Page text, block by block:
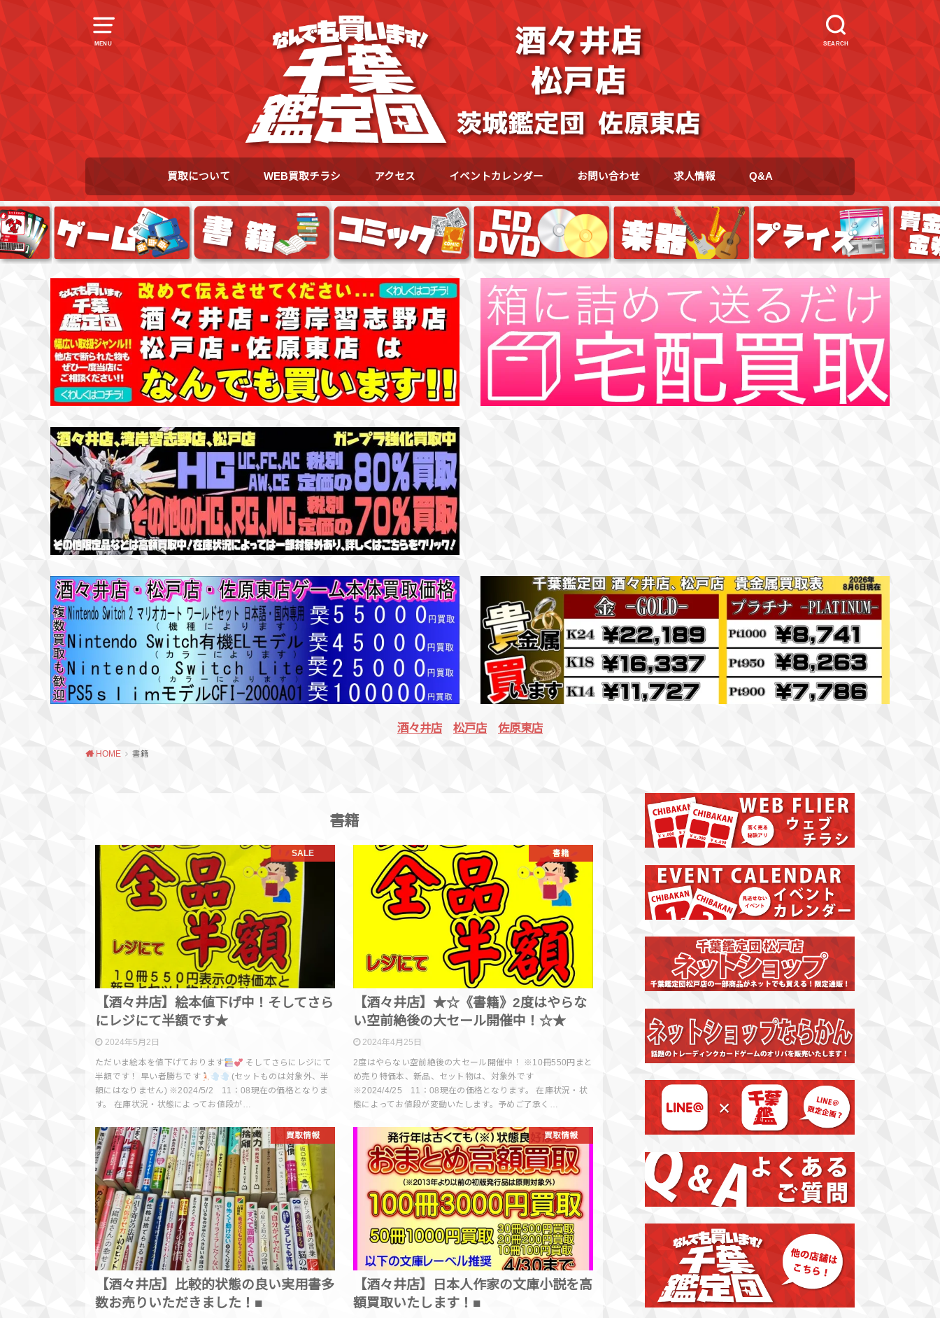
MENU SEARCH
買取について WEB買取チラシ アクセス イベントカレンダー お問い合わせ 求人情報 Q&A
酒々井店 松戸店 佐原東店
HOME 書籍
書籍
SALE
【酒々井店】絵本値下げ中！そしてさら
にレジにて半額です★
2024年5月2日
ただいま絵本を値下げております
そしてさらにレジにて
半額です！ 早い者勝ちです
(セットものは対象外、半
額にはなりません) ※2024/5/2 11：08現在の価格となりま
す。 在庫状況・状態によってお値段が…
書籍
【酒々井店】★☆《書籍》2度はやらな
い空前絶後の大セール開催中！☆★
2024年4月25日
2度はやらない空前絶後の大セール開催中！ ※10冊550円まと
め売り特価本、新品、セット物は、対象外です
※2024/4/25 11：08現在の価格となります。 在庫状況・状
態によってお値段が変動いたします。予めご了承く…
買取情報
【酒々井店】比較的状態の良い実用書多
数お売りいただきました！■
買取情報
【酒々井店】日本人作家の文庫小説を高
額買取いたします！■